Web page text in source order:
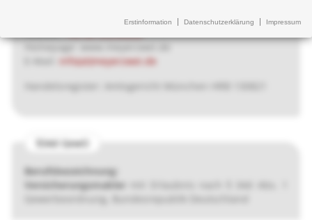
Erstinformation Datenschutzerklärung Impressum
info(at)meyerzwei.de
Handelsregister: Amtsgericht München HRB 130821
§34d GewO
Berufsbezeichnung:
Versicherungsmakler